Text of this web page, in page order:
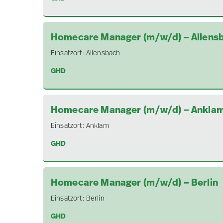
Homecare Manager (m/w/d) –
Einsatzort: Allensbach
GHD
Homecare Manager (m/w/d) –
Einsatzort: Anklam
GHD
Homecare Manager (m/w/d) – Berlin
Einsatzort: Berlin
GHD